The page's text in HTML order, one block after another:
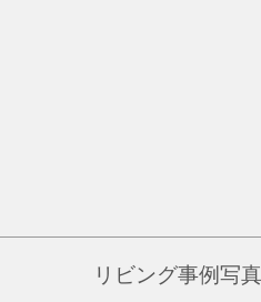
リビング事例写